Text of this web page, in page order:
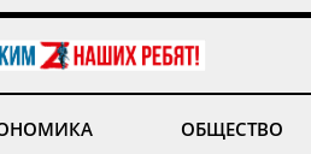
ОБЩЕСТВО